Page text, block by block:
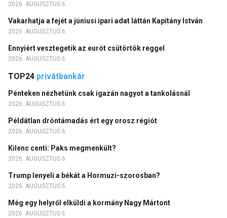
2026. AUGUSZTUS 6.
Vakarhatja a fejét a júniusi ipari adat láttán Kapitány István
2026. AUGUSZTUS 6.
Ennyiért vesztegetik az eurót csütörtök reggel
2026. AUGUSZTUS 6.
TOP24 privátbankár
Pénteken nézhetünk csak igazán nagyot a tankolásnál
2026. AUGUSZTUS 6.
Példátlan dróntámadás ért egy orosz régiót
2026. AUGUSZTUS 6.
Kilenc centi: Paks megmenkült?
2026. AUGUSZTUS 6.
Trump lenyeli a békát a Hormuzi-szorosban?
2026. AUGUSZTUS 6.
Még egy helyről elküldi a kormány Nagy Mártont
2026. AUGUSZTUS 6.